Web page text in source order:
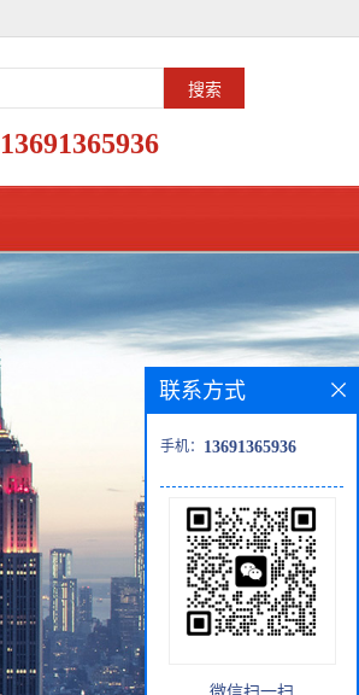
13691365936
联系方式
手机： 13691365936